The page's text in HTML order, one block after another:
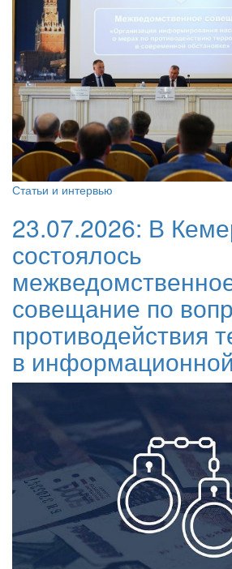
Статьи и интервью
23.07.2026: В
состоялось
совещание по
противодействия
в